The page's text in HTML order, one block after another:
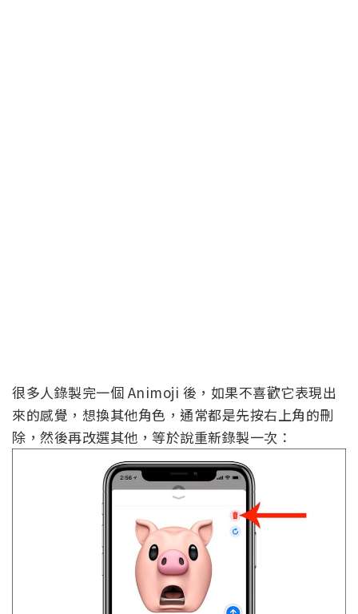
很多人錄製完一個 Animoji 後，如果不喜歡它表現出
來的感覺，想換其他角色，通常都是先按右上角的刪
除，然後再改選其他，等於說重新錄製一次：